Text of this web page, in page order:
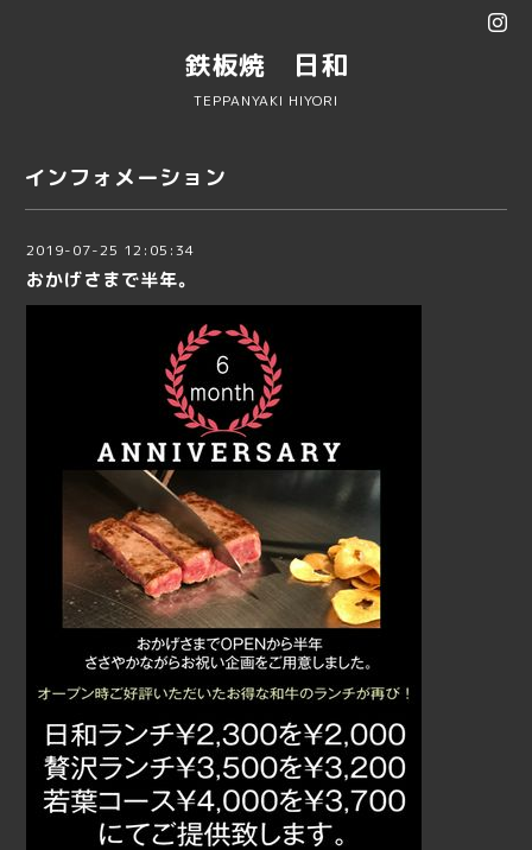
鉄板焼 日和
TEPPANYAKI HIYORI
インフォメーション
2019-07-25 12:05:34
おかげさまで半年。